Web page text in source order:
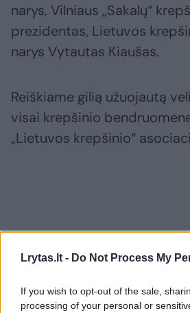
Lrytas.lt - Do Not Process My
If you wish to opt-out of the sale,
processing of your personal or
narys, Vilniaus „Sakalų“
prezidentas, Lietuvos
narys Vytautas Kiaušas.
Reiškiame gilią užuojautą
visai krepšinio
„Lietuvos krepšinio“